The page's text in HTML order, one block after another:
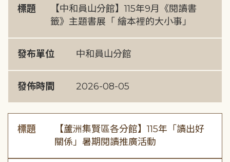
標題
【中和員山分館】115年9月《閱讀書
籤》主題書展「 繪本裡的大小事」
發布單位 中和員山分館
發佈時間 2026-08-05
標題
【蘆洲集賢區各分館】115年「讀出好
關係」暑期閱讀推廣活動